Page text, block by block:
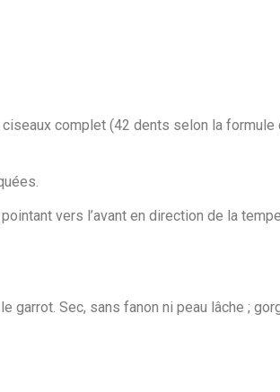
complet (42 dents selon la formule
vers l’avant en direction de la
garrot. Sec, sans fanon ni peau lâche ;